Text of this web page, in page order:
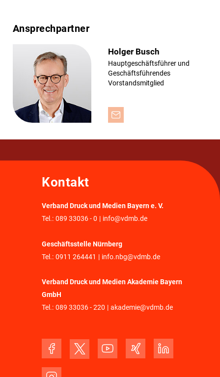
Ansprechpartner
Holger Busch
Hauptgeschäftsführer und
Geschäftsführendes
Vorstandsmitglied
Kontakt
Verband Druck und Medien Bayern e. V.
Tel.: 089 33036 - 0 | info@vdmb.de
Geschäftsstelle Nürnberg
Tel.: 0911 264441 | info.nbg@vdmb.de
Verband Druck und Medien Akademie Bayern
GmbH
Tel.: 089 33036 - 220 | akademie@vdmb.de